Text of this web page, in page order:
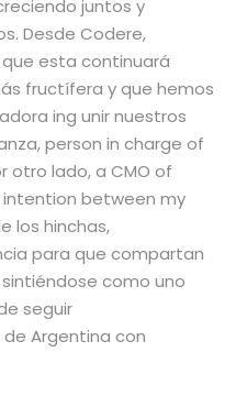
juntos y
Desde Codere,
esta continuará
fructífera y que hemos
ing unir nuestros
person in charge of
otro lado, a CMO of
between my
los hinchas,
para que compartan
como uno
seguir
Argentina con